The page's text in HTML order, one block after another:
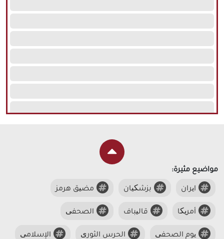
مواضيع مثيرة:
ایران بزشکیان مضیق هرمز
أمریکا قالیباف الصحفی
یوم الصحفی الحرس الثوری الإسلامی